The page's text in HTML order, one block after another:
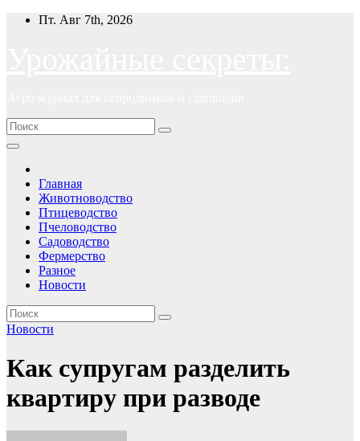
ПерейтиПт. Авг 7th, 2026
Главная
Животноводство
Птицеводство
Пчеловодство
Садоводство
Фермерство
Разное
Новости
Новости
Как супругам разделить
квартиру при разводе